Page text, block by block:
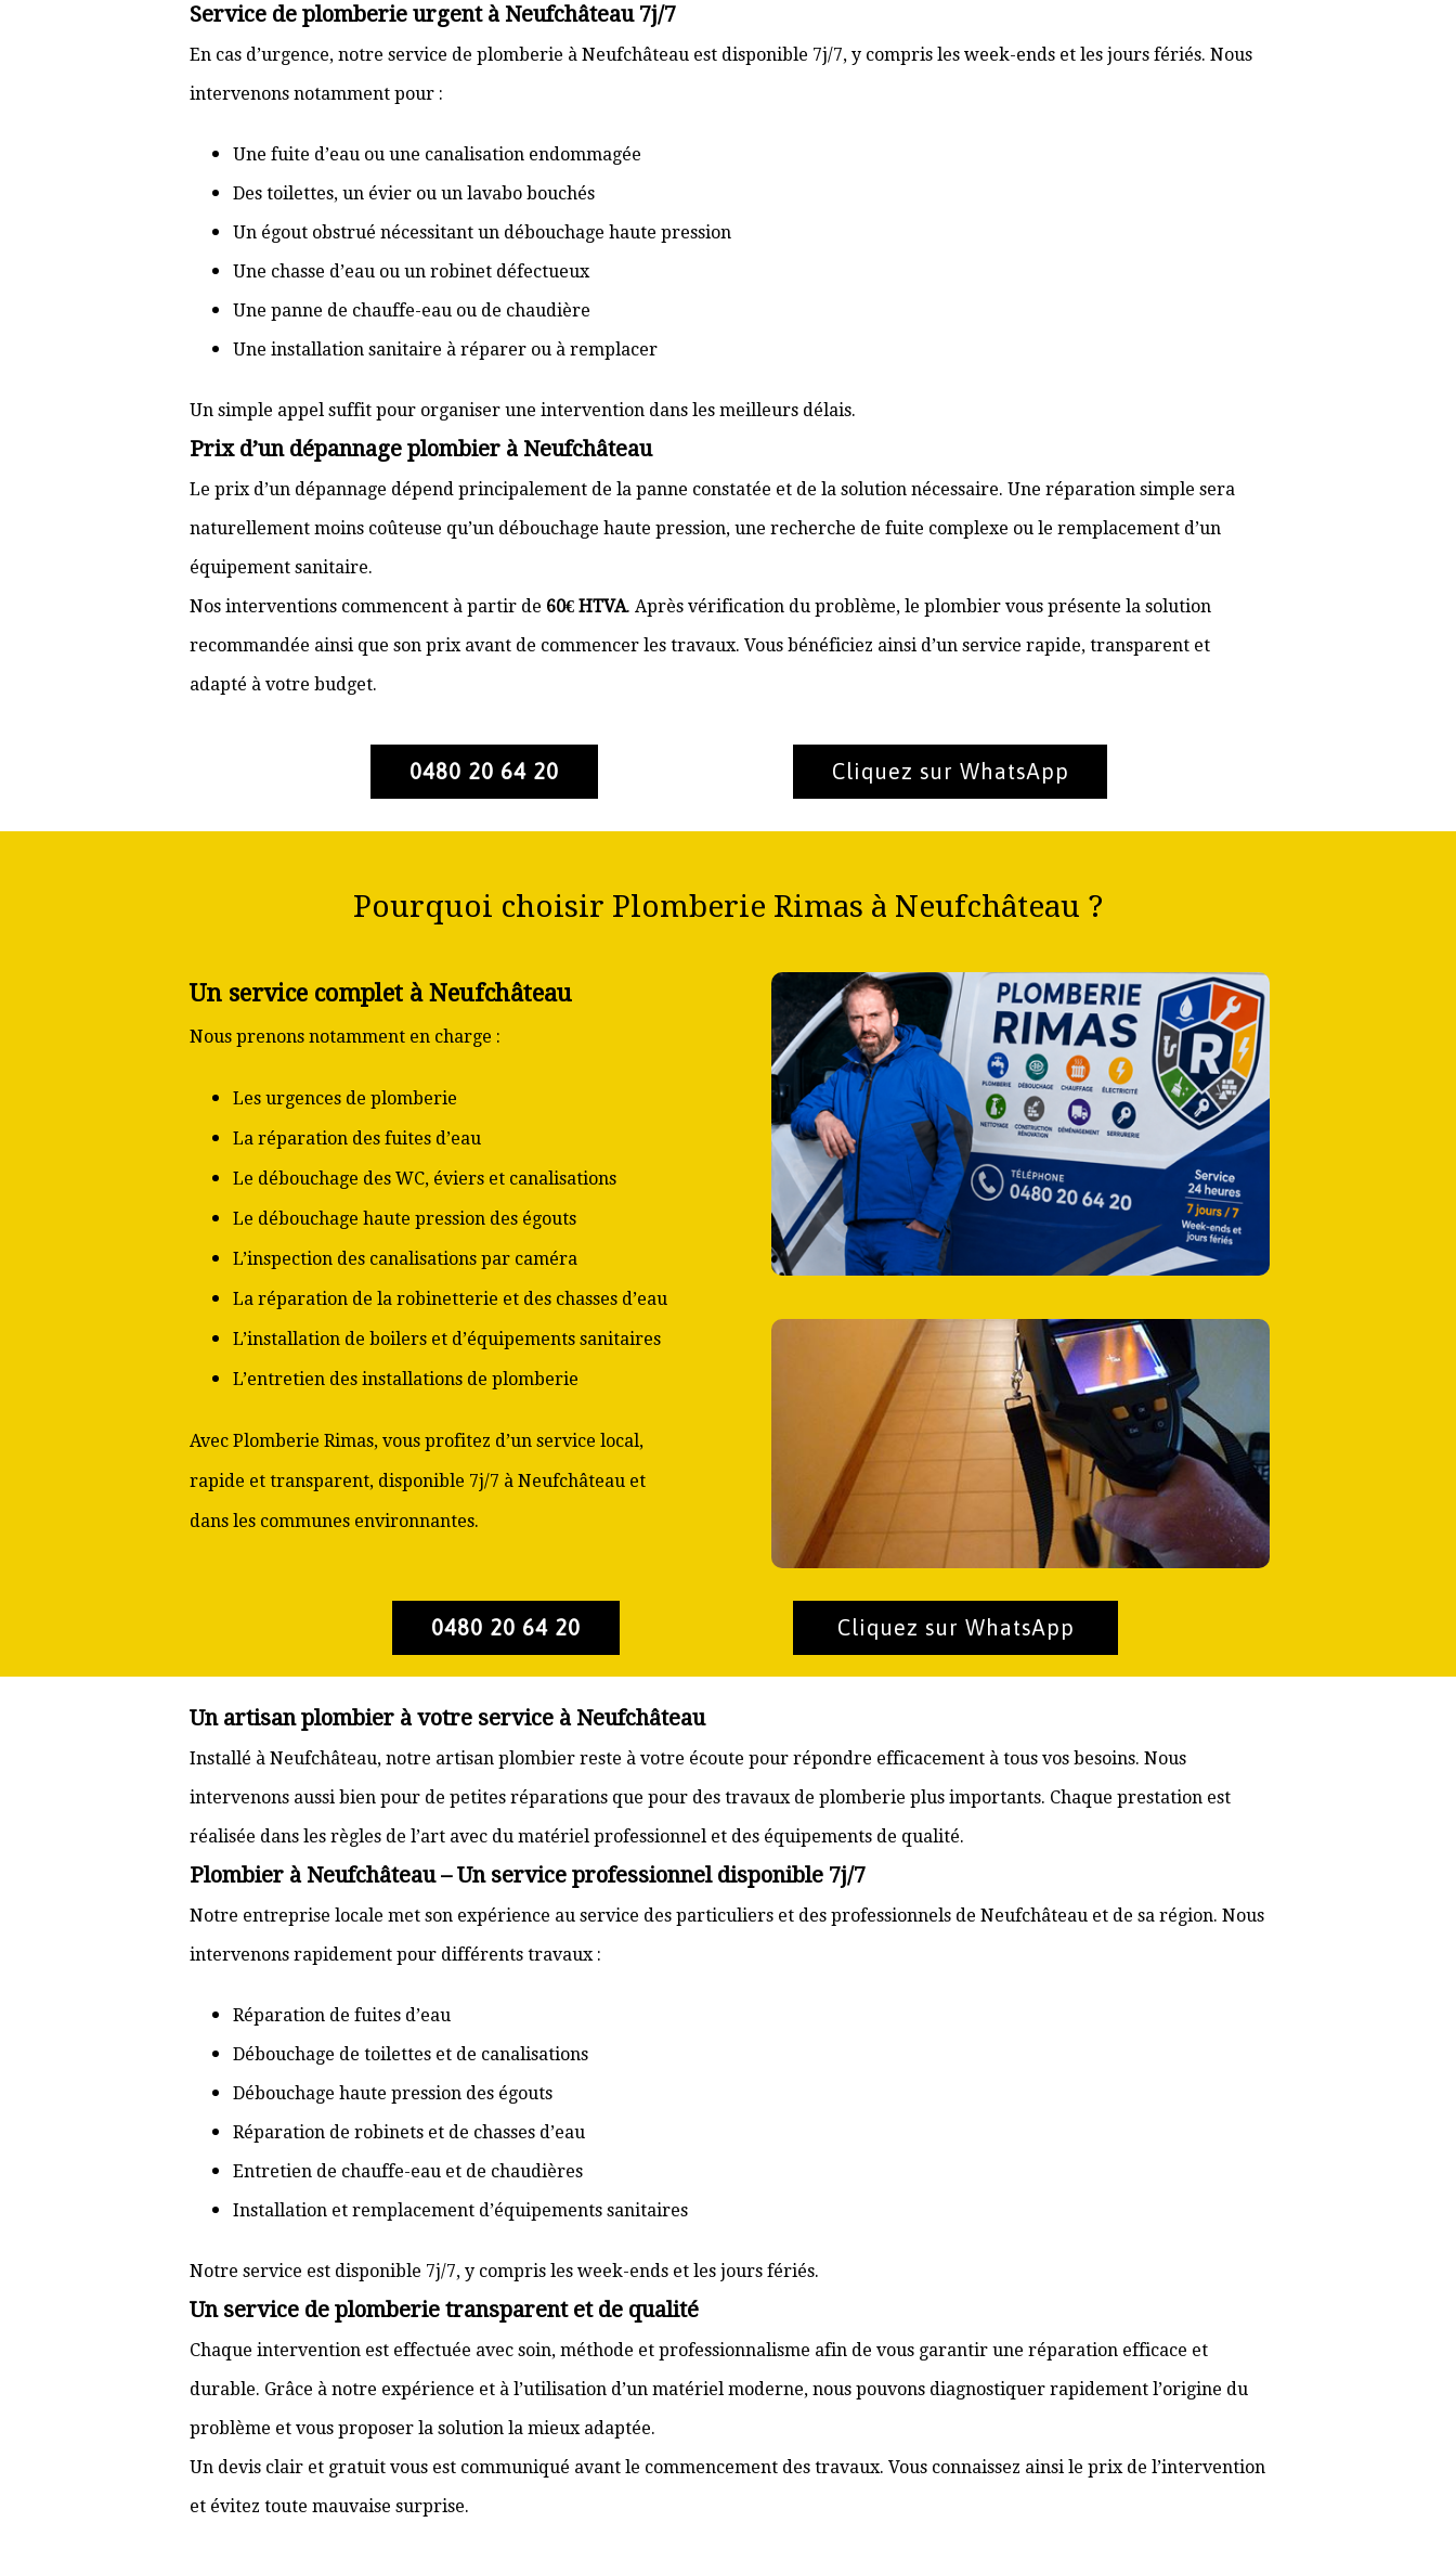
Service de plomberie urgent à Neufchâteau 7j/7
En cas d’urgence, notre service de plomberie à Neufchâteau est disponible 7j/7, y compris les week-ends et les jours fériés. Nous
intervenons notamment pour :
Une fuite d’eau ou une canalisation endommagée
Des toilettes, un évier ou un lavabo bouchés
Un égout obstrué nécessitant un débouchage haute pression
Une chasse d’eau ou un robinet défectueux
Une panne de chauffe-eau ou de chaudière
Une installation sanitaire à réparer ou à remplacer
Un simple appel suffit pour organiser une intervention dans les meilleurs délais.
Prix d’un dépannage plombier à Neufchâteau
Le prix d’un dépannage dépend principalement de la panne constatée et de la solution nécessaire. Une réparation simple sera
naturellement moins coûteuse qu’un débouchage haute pression, une recherche de fuite complexe ou le remplacement d’un
équipement sanitaire.
Nos interventions commencent à partir de 60€ HTVA. Après vérification du problème, le plombier vous présente la solution
recommandée ainsi que son prix avant de commencer les travaux. Vous bénéficiez ainsi d’un service rapide, transparent et
adapté à votre budget.
0480 20 64 20 Cliquez sur WhatsApp
Pourquoi choisir Plomberie Rimas à Neufchâteau ?
Un service complet à Neufchâteau
Nous prenons notamment en charge :
Les urgences de plomberie
La réparation des fuites d’eau
Le débouchage des WC, éviers et canalisations
Le débouchage haute pression des égouts
L’inspection des canalisations par caméra
La réparation de la robinetterie et des chasses d’eau
L’installation de boilers et d’équipements sanitaires
L’entretien des installations de plomberie
Avec Plomberie Rimas, vous profitez d’un service local,
rapide et transparent, disponible 7j/7 à Neufchâteau et
dans les communes environnantes.
0480 20 64 20 Cliquez sur WhatsApp
Un artisan plombier à votre service à Neufchâteau
Installé à Neufchâteau, notre artisan plombier reste à votre écoute pour répondre efficacement à tous vos besoins. Nous
intervenons aussi bien pour de petites réparations que pour des travaux de plomberie plus importants. Chaque prestation est
réalisée dans les règles de l’art avec du matériel professionnel et des équipements de qualité.
Plombier à Neufchâteau – Un service professionnel disponible 7j/7
Notre entreprise locale met son expérience au service des particuliers et des professionnels de Neufchâteau et de sa région. Nous
intervenons rapidement pour différents travaux :
Réparation de fuites d’eau
Débouchage de toilettes et de canalisations
Débouchage haute pression des égouts
Réparation de robinets et de chasses d’eau
Entretien de chauffe-eau et de chaudières
Installation et remplacement d’équipements sanitaires
Notre service est disponible 7j/7, y compris les week-ends et les jours fériés.
Un service de plomberie transparent et de qualité
Chaque intervention est effectuée avec soin, méthode et professionnalisme afin de vous garantir une réparation efficace et
durable. Grâce à notre expérience et à l’utilisation d’un matériel moderne, nous pouvons diagnostiquer rapidement l’origine du
problème et vous proposer la solution la mieux adaptée.
Un devis clair et gratuit vous est communiqué avant le commencement des travaux. Vous connaissez ainsi le prix de l’intervention
et évitez toute mauvaise surprise.